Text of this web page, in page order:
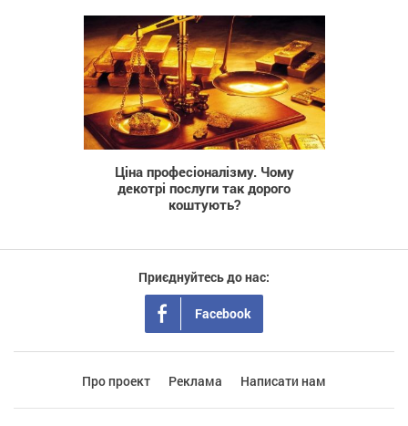
914
Ціна професіоналізму. Чому
декотрі послуги так дорого
коштують?
Приєднуйтесь до нас:
Facebook
Про проект Реклама Написати нам